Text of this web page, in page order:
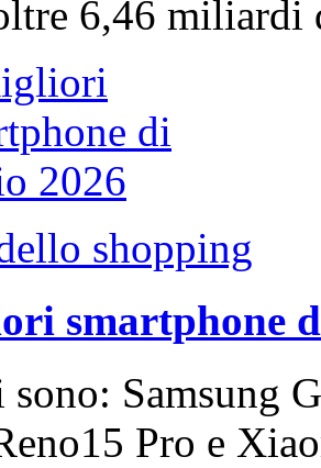
6,46
shopping
smartphone
sono: Samsung
Pro e